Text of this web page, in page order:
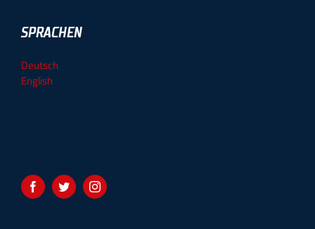
SPRACHEN
Deutsch
English